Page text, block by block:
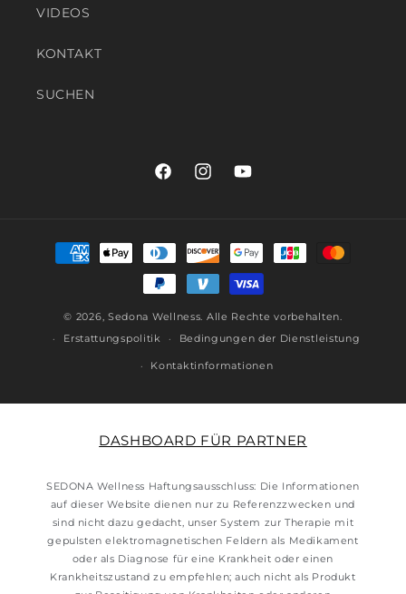
VIDEOS
KONTAKT
SUCHEN
FacebookInstagramYouTube
Zahlungsmöglichkeiten
© 2026, Sedona Wellness. Alle Rechte vorbehalten.
Erstattungspolitik
Bedingungen der Dienstleistung
Kontaktinformationen
DASHBOARD FÜR PARTNER
SEDONA Wellness Haftungsausschluss: Die Informationen
auf dieser Website dienen nur zu Referenzzwecken und
sind nicht dazu gedacht, unser System zur Therapie mit
gepulsten elektromagnetischen Feldern als Medikament
oder als Diagnose für eine Krankheit oder einen
Krankheitszustand zu empfehlen; auch nicht als Produkt